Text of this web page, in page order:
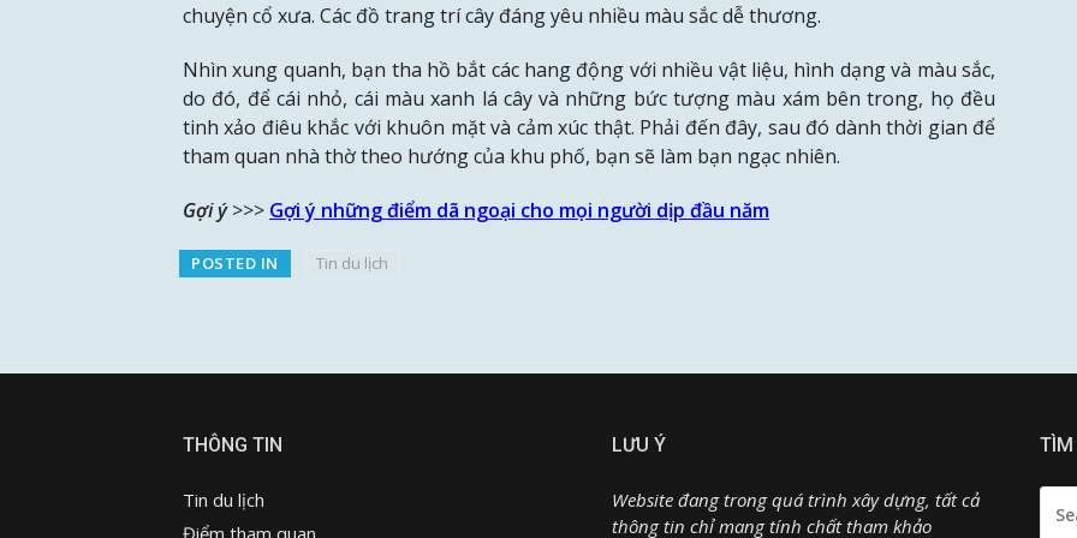
chuyện cổ xưa. Các đồ trang trí cây đáng yêu nhiều màu sắc dễ thương.
Nhìn xung quanh, bạn tha hồ bắt các hang động với nhiều vật liệu, hình dạng và màu sắc,
do đó, để cái nhỏ, cái màu xanh lá cây và những bức tượng màu xám bên trong, họ đều
tinh xảo điêu khắc với khuôn mặt và cảm xúc thật. Phải đến đây, sau đó dành thời gian để
tham quan nhà thờ theo hướng của khu phố, bạn sẽ làm bạn ngạc nhiên.
Gợi ý>>> Gợi ý những điểm dã ngoại cho mọi người dịp đầu năm
POSTED IN Tin du lịch
THÔNG TIN
Tin du lịch
LƯU Ý
Website đang trong quá trình xây dựng, tất cả
thông tin chỉ mang tính chất tham khảo
TÌM
FOR: